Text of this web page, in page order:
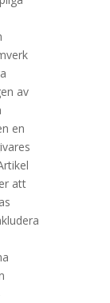
av
en
att